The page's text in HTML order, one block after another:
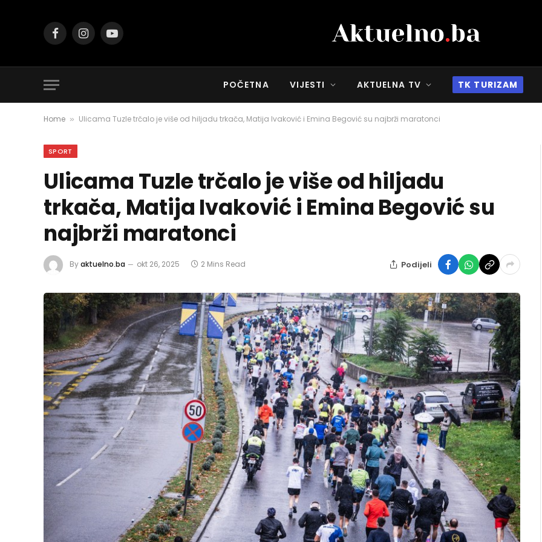
FacebookInstagramYouTube
POČETNA VIJESTI AKTUELNA TV TK TURIZAM
Home » Ulicama Tuzle trčalo je više od hiljadu trkača, Matija Ivaković i Emina Begović su najbrži maratonci
SPORT
Ulicama Tuzle trčalo je više od hiljadu
trkača, Matija Ivaković i Emina Begović su
najbrži maratonci
Byaktuelno.ba okt 26, 2025 2 Mins Read Podijeli